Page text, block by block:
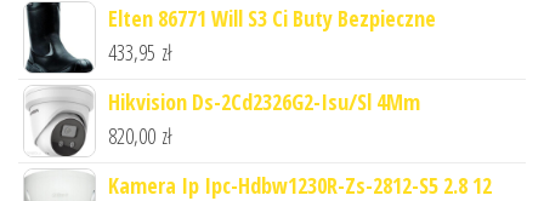
Elten 86771 Will S3 Ci Buty Bezpieczne
433,95 zł
Hikvision Ds-2Cd2326G2-Isu/Sl 4Mm
820,00 zł
Kamera Ip Ipc-Hdbw1230R-Zs-2812-S5 2.8 12